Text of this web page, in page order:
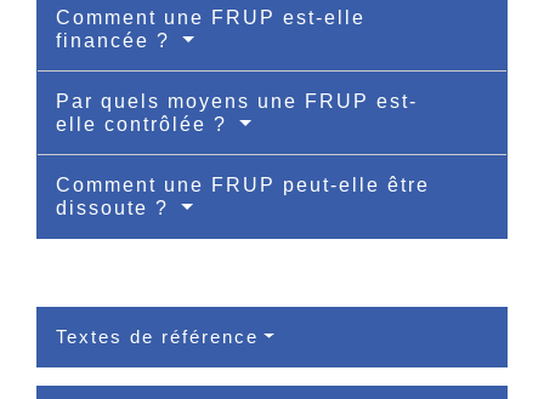
Comment une FRUP est-elle
financée ?
Par quels moyens une FRUP est-
elle contrôlée ?
Comment une FRUP peut-elle être
dissoute ?
Textes de référence